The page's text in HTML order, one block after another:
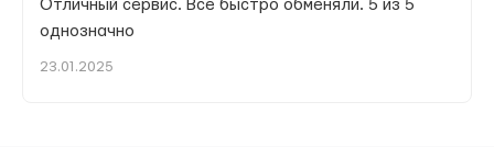
Отличный сервис. Все быстро обменяли. 5 из 5
однозначно
23.01.2025